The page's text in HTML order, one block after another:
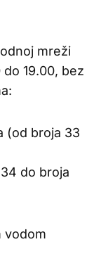
mreži
do 19.00, bez
(od broja 33
do broja
vodom